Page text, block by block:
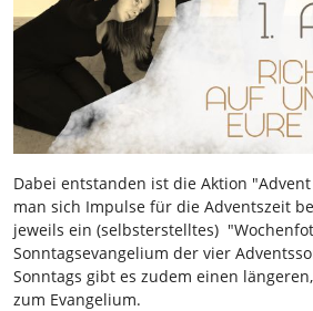
Dabei entstanden ist die Aktion
man sich Impulse für die Adventszeit
jeweils ein (selbsterstelltes)
Sonntagsevangelium der vier
Sonntags gibt es zudem einen
zum Evangelium.